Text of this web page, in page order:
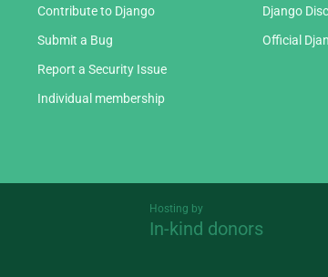
Contribute to Django
Submit a Bug
Report a Security Issue
Individual membership
Django
Official
Hosting by
In-kind donors